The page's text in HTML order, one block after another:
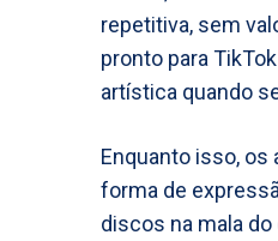
repetitiva, sem
pronto para
artística quando
Enquanto isso,
forma de
discos na mala